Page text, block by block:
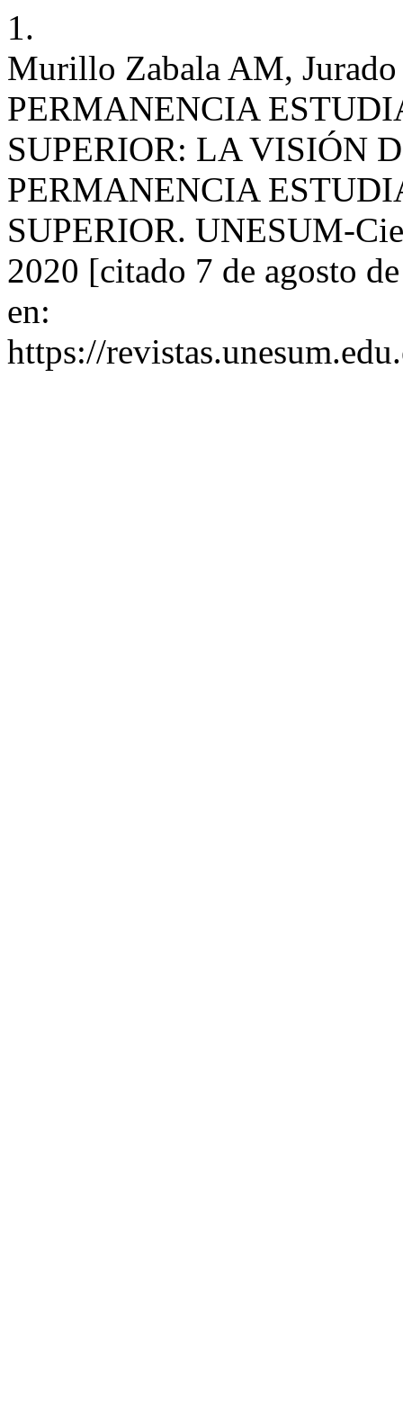
1.
Murillo Zabala AM, Jurado
PERMANENCIA
SUPERIOR: LA VISIÓN
PERMANENCIA
SUPERIOR. UNESUM-
2020 [citado 7 de agosto
en:
https://